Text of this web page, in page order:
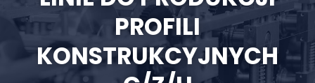
PROFILI
KONSTRUKCYJNYCH